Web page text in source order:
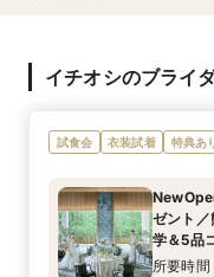
イチオシのブライ
試食会 衣装試着 特典あ
ゼント
学＆5品
所要時